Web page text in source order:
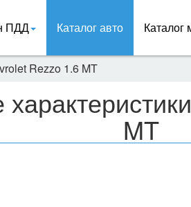
ПДД Каталог авто Каталог
Rezzo 1.6 MT
MT